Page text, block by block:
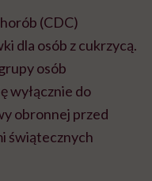
(CDC)
dla osób z cukrzycą.
osób
wyłącznie do
obronnej przed
świątecznych